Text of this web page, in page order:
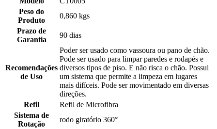
Peso do
Produto
0,860 kgs
Prazo de
Garantia
90 dias
Recomendações
de Uso
Poder ser usado como vassoura ou pano de chão.
Pode ser usado para limpar paredes e rodapés e
diversos tipos de piso. E não risca o chão. Possui
um sistema que permite a limpeza em lugares
mais difíceis. Pode ser movimentado em diversas
direções.
Refil
Refil de Microfibra
Sistema de
Rotação
rodo giratório 360°